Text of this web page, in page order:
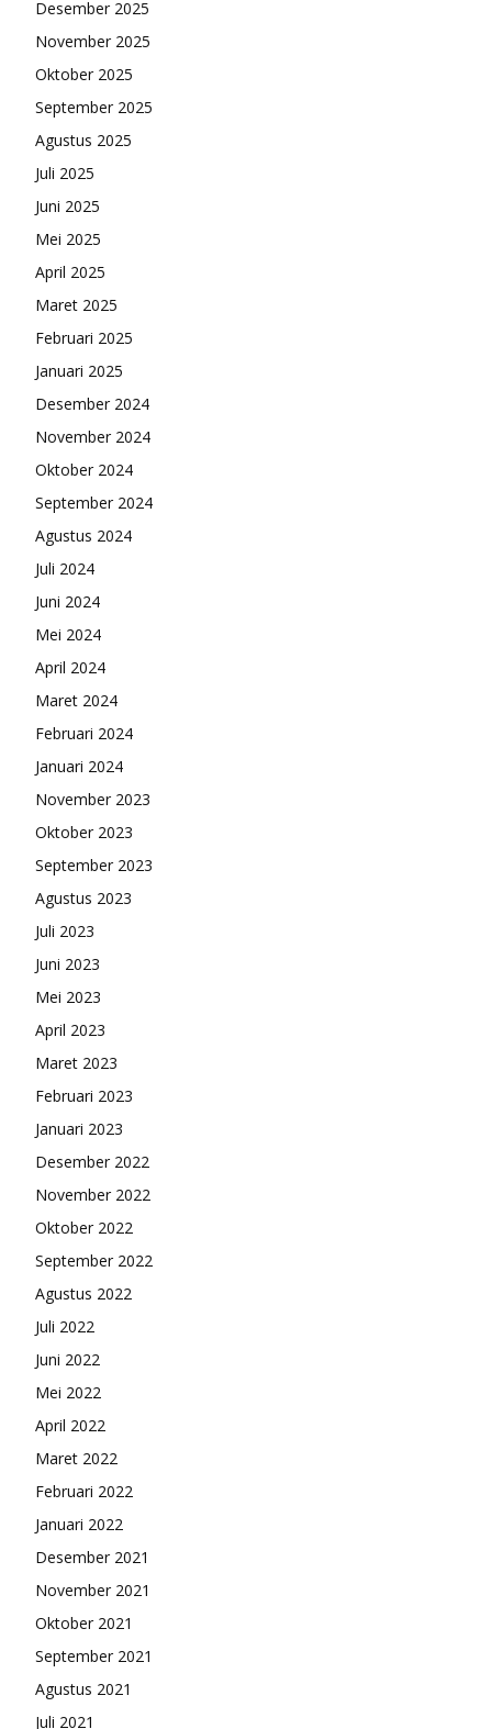
Desember 2025
November 2025
Oktober 2025
September 2025
Agustus 2025
Juli 2025
Juni 2025
Mei 2025
April 2025
Maret 2025
Februari 2025
Januari 2025
Desember 2024
November 2024
Oktober 2024
September 2024
Agustus 2024
Juli 2024
Juni 2024
Mei 2024
April 2024
Maret 2024
Februari 2024
Januari 2024
November 2023
Oktober 2023
September 2023
Agustus 2023
Juli 2023
Juni 2023
Mei 2023
April 2023
Maret 2023
Februari 2023
Januari 2023
Desember 2022
November 2022
Oktober 2022
September 2022
Agustus 2022
Juli 2022
Juni 2022
Mei 2022
April 2022
Maret 2022
Februari 2022
Januari 2022
Desember 2021
November 2021
Oktober 2021
September 2021
Agustus 2021
Juli 2021